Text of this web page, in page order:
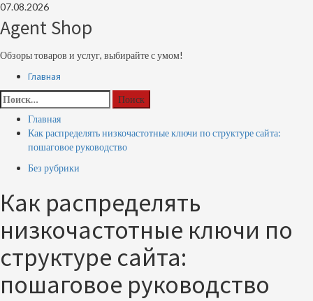
Перейти
к
содержимому
07.08.2026
Agent Shop
Обзоры товаров и услуг, выбирайте с умом!
Основное
меню
Главная
Найти:
Главная
Как распределять низкочастотные ключи по структуре сайта:
пошаговое руководство
Без рубрики
Как распределять
низкочастотные ключи по
структуре сайта:
пошаговое руководство